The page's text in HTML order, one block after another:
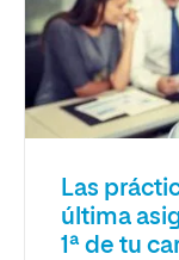
Las
última
1ª de tu